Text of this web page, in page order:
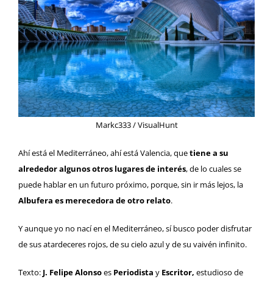
Markc333 / VisualHunt
Ahí está el Mediterráneo, ahí está Valencia, quetiene a su
alrededor algunos otros lugares de interés, de lo cuales se
puede hablar en un futuro próximo, porque, sin ir más lejos, la
Albufera es merecedora de otro relato.
Y aunque yo no nací en el Mediterráneo, sí busco poder disfrutar
de sus atardeceres rojos, de su cielo azul y de su vaivén infinito.
Texto: J. Felipe Alonsoes Periodista y Escritor, estudioso de